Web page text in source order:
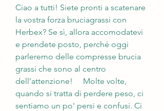
Ciao a tutti! Siete pronti a scatenare
la vostra forza bruciagrassi con
Herbex? Se sì, allora accomodatevi
e prendete posto, perché oggi
parleremo delle compresse brucia
grassi che sono al centro
dell'attenzione!     Molte volte,
quando si tratta di perdere peso, ci
sentiamo un po' persi e confusi. Ci